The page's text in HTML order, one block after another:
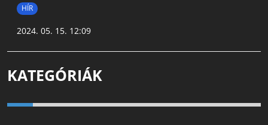
HÍR
2024. 05. 15. 12:09
KATEGÓRIÁK